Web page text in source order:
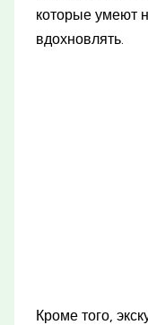
которые умеют
вдохновлять.
Кроме того,